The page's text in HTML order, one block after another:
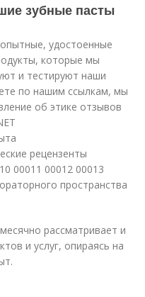
зубные пасты
удостоенные
которые мы
и тестируют наши
по нашим ссылкам, мы
об этике отзывов
рецензенты
00011 00012 00013
пространства
рассматривает и
и услуг, опираясь на